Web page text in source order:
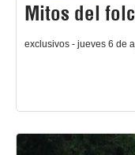
Mitos del
exclusivos - jueves 6 de